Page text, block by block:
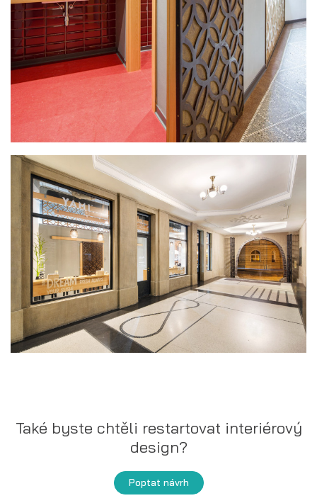
Také byste chtěli restartovat interiérový
design?
Poptat návrh